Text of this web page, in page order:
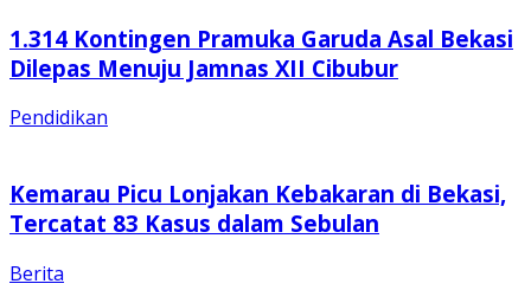
1.314 Kontingen Pramuka Garuda Asal Bekasi
Dilepas Menuju Jamnas XII Cibubur
Pendidikan
Kemarau Picu Lonjakan Kebakaran di Bekasi,
Tercatat 83 Kasus dalam Sebulan
Berita